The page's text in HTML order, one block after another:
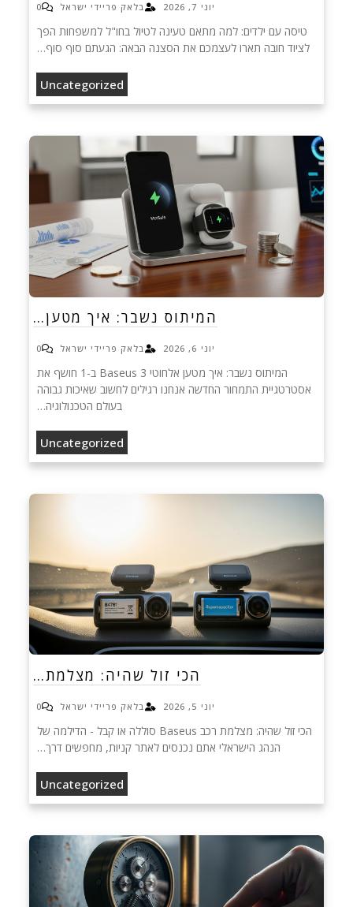
יוני 7, 2026 בלאק פריידי ישראל 0
טיסה עם ילדים: למה מתאם טעינה לטיול בחו"ל למשפחות הפך
לציוד חובה תארו לעצמכם את הסצנה הבאה: הגעתם סוף סוף…
Uncategorized
המיתוס נשבר: איך מטען…
יוני 6, 2026 בלאק פריידי ישראל 0
המיתוס נשבר: איך מטען אלחוטי Baseus 3 ב-1 חושף את
אסטרטגיית התמחור החדשה אנחנו רגילים לחשוב שאיכות גבוהה
בעולם הטכנולוגיה…
Uncategorized
הכי זול שהיה: מצלמת…
יוני 5, 2026 בלאק פריידי ישראל 0
הכי זול שהיה: מצלמת רכב Baseus סוללה או קבל - הדילמה של
הנהג הישראלי אתם נכנסים לאתר קניות, מחפשים דרך…
Uncategorized